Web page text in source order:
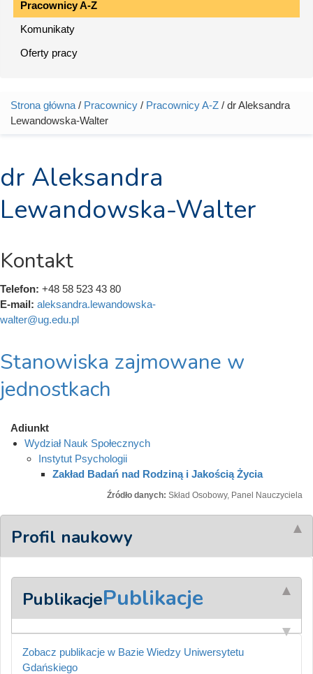
Pracownicy A-Z
Komunikaty
Oferty pracy
Jesteś tutaj
Strona główna / Pracownicy / Pracownicy A-Z / dr Aleksandra
Lewandowska-Walter
dr Aleksandra
Lewandowska-Walter
Kontakt
Telefon: +48 58 523 43 80
E-mail: aleksandra.lewandowska-
walter@ug.edu.pl
Stanowiska zajmowane w
jednostkach
Adiunkt
Wydział Nauk Społecznych
Instytut Psychologii
Zakład Badań nad Rodziną i Jakością Życia
Źródło danych: Skład Osobowy, Panel Nauczyciela
Profil naukowy
PublikacjePublikacje
Zobacz publikacje w Bazie Wiedzy Uniwersytetu
Gdańskiego